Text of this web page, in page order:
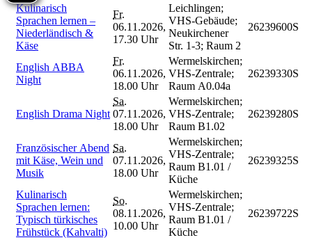
Kulinarisch
Sprachen lernen –
Niederländisch &
Käse
Fr.
06.11.2026,
17.30 Uhr
Leichlingen;
VHS-Gebäude;
Neukirchener
Str. 1-3; Raum 2
26239600S
English ABBA
Night
Fr.
06.11.2026,
18.00 Uhr
Wermelskirchen;
VHS-Zentrale;
Raum A0.04a
26239330S
English Drama Night
Sa.
07.11.2026,
18.00 Uhr
Wermelskirchen;
VHS-Zentrale;
Raum B1.02
26239280S
Französischer Abend
mit Käse, Wein und
Musik
Sa.
07.11.2026,
18.00 Uhr
Wermelskirchen;
VHS-Zentrale;
Raum B1.01 /
Küche
26239325S
Kulinarisch
Sprachen lernen:
Typisch türkisches
Frühstück (Kahvalti)
So.
08.11.2026,
10.00 Uhr
Wermelskirchen;
VHS-Zentrale;
Raum B1.01 /
Küche
26239722S